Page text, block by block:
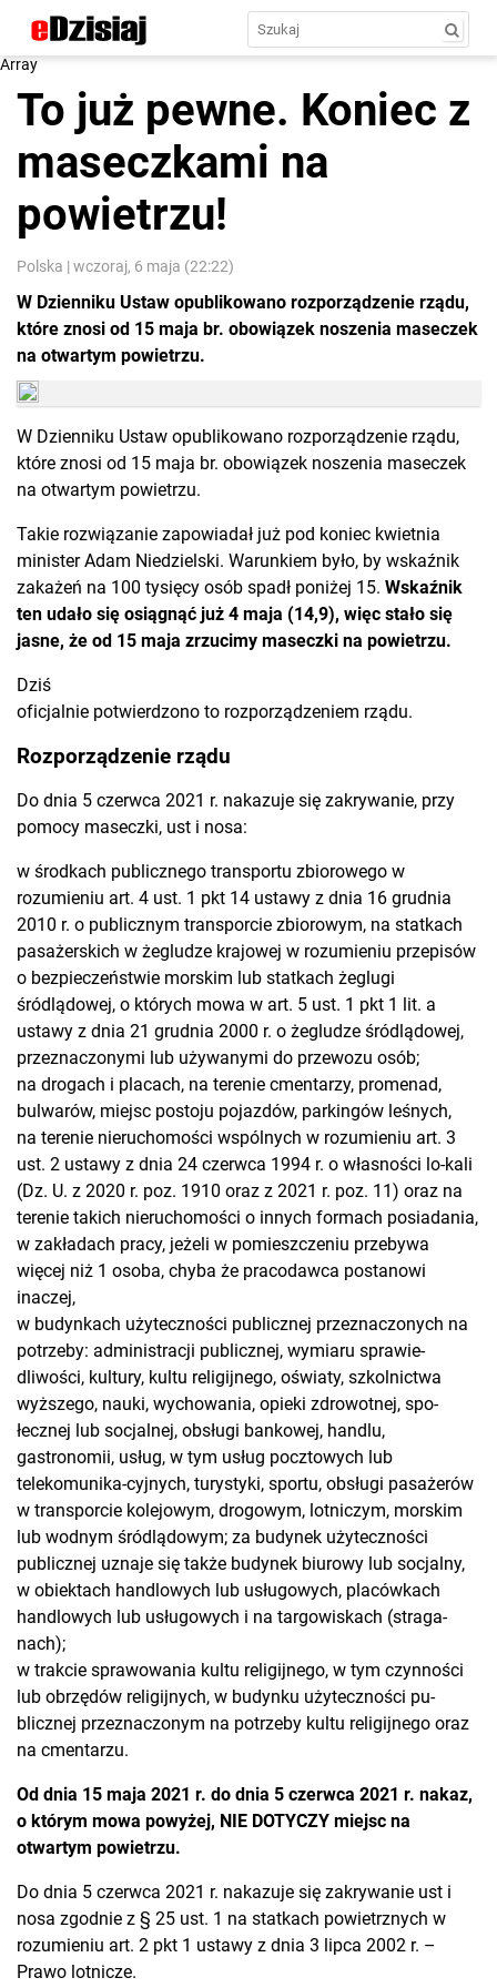
Array
To już pewne. Koniec z
maseczkami na
powietrzu!
Polska | wczoraj, 6 maja (22:22)
W Dzienniku Ustaw opublikowano rozporządzenie rządu,
które znosi od 15 maja br. obowiązek noszenia maseczek
na otwartym powietrzu.
W Dzienniku Ustaw opublikowano rozporządzenie rządu,
które znosi od 15 maja br. obowiązek noszenia maseczek
na otwartym powietrzu.
Takie rozwiązanie zapowiadał już pod koniec kwietnia
minister Adam Niedzielski. Warunkiem było, by wskaźnik
zakażeń na 100 tysięcy osób spadł poniżej 15. Wskaźnik
ten udało się osiągnąć już 4 maja (14,9), więc stało się
jasne, że od 15 maja zrzucimy maseczki na powietrzu.
Dziś
oficjalnie potwierdzono to rozporządzeniem rządu.
Rozporządzenie rządu
Do dnia 5 czerwca 2021 r. nakazuje się zakrywanie, przy
pomocy maseczki, ust i nosa:
w środkach publicznego transportu zbiorowego w
rozumieniu art. 4 ust. 1 pkt 14 ustawy z dnia 16 grudnia
2010 r. o publicznym transporcie zbiorowym, na statkach
pasażerskich w żegludze krajowej w rozumieniu przepisów
o bezpieczeństwie morskim lub statkach żeglugi
śródlądowej, o których mowa w art. 5 ust. 1 pkt 1 lit. a
ustawy z dnia 21 grudnia 2000 r. o żegludze śródlądowej,
przeznaczonymi lub używanymi do przewozu osób;
na drogach i placach, na terenie cmentarzy, promenad,
bulwarów, miejsc postoju pojazdów, parkingów leśnych,
na terenie nieruchomości wspólnych w rozumieniu art. 3
ust. 2 ustawy z dnia 24 czerwca 1994 r. o własności lo-kali
(Dz. U. z 2020 r. poz. 1910 oraz z 2021 r. poz. 11) oraz na
terenie takich nieruchomości o innych formach posiadania,
w zakładach pracy, jeżeli w pomieszczeniu przebywa
więcej niż 1 osoba, chyba że pracodawca postanowi
inaczej,
w budynkach użyteczności publicznej przeznaczonych na
potrzeby: administracji publicznej, wymiaru sprawie-
dliwości, kultury, kultu religijnego, oświaty, szkolnictwa
wyższego, nauki, wychowania, opieki zdrowotnej, spo-
łecznej lub socjalnej, obsługi bankowej, handlu,
gastronomii, usług, w tym usług pocztowych lub
telekomunika-cyjnych, turystyki, sportu, obsługi pasażerów
w transporcie kolejowym, drogowym, lotniczym, morskim
lub wodnym śródlądowym; za budynek użyteczności
publicznej uznaje się także budynek biurowy lub socjalny,
w obiektach handlowych lub usługowych, placówkach
handlowych lub usługowych i na targowiskach (straga-
nach);
w trakcie sprawowania kultu religijnego, w tym czynności
lub obrzędów religijnych, w budynku użyteczności pu-
blicznej przeznaczonym na potrzeby kultu religijnego oraz
na cmentarzu.
Od dnia 15 maja 2021 r. do dnia 5 czerwca 2021 r. nakaz,
o którym mowa powyżej, NIE DOTYCZY miejsc na
otwartym powietrzu.
Do dnia 5 czerwca 2021 r. nakazuje się zakrywanie ust i
nosa zgodnie z § 25 ust. 1 na statkach powietrznych w
rozumieniu art. 2 pkt 1 ustawy z dnia 3 lipca 2002 r. –
Prawo lotnicze.